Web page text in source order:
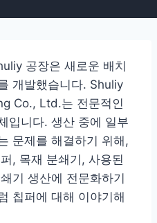
공장은 새로운 배치
개발했습니다. Shuliy
Co., Ltd.는 전문적인
입니다. 생산 중에 일부
문제를 해결하기 위해,
, 목재 분쇄기, 사용된
기 생산에 전문화하기
칩퍼에 대해 이야기해